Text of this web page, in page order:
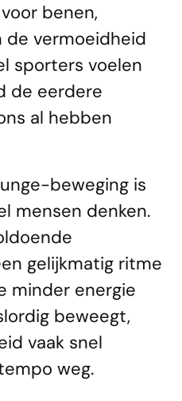
benen,
de vermoeidheid
sporters voelen
de eerdere
al hebben
beweging is
mensen denken.
gelijkmatig ritme
minder energie
beweegt,
vaak snel
weg.